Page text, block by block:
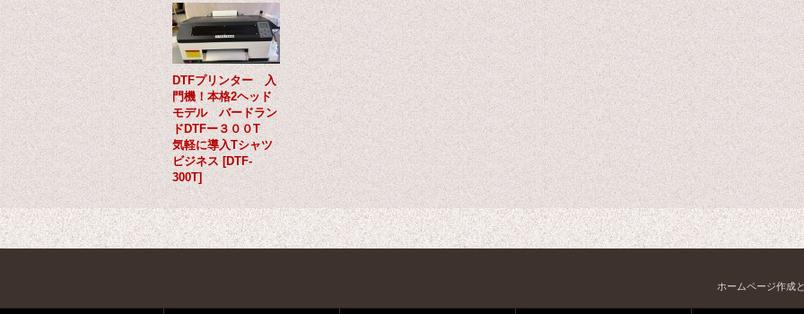
DTFプリンター 入
門機！本格2ヘッド
モデル バードラン
ドDTFー３００T
気軽に導入Tシャツ
ビジネス [DTF-
300T]
ホームページ作成